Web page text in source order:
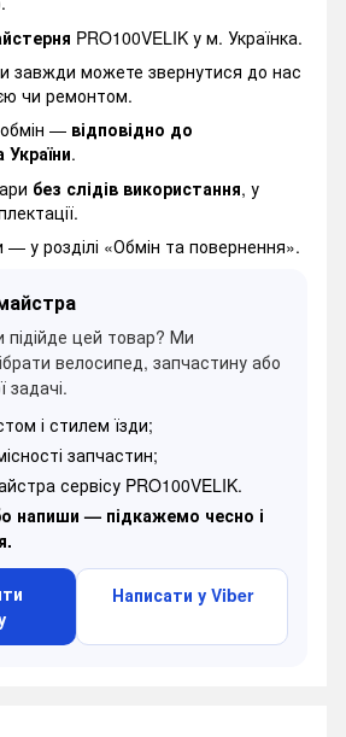
PRO100VELIK у м. Українка.
завжди можете звернутися до нас
чи ремонтом.
— відповідно до
.
без слідів використання, у
—у розділі «Обмін та повернення».
цей товар? Ми
велосипед, запчастину або
задачі.
і стилем їзди;
запчастин;
сервісу PRO100VELIK.
напиши — підкажемо чесно і
Написати у Viber